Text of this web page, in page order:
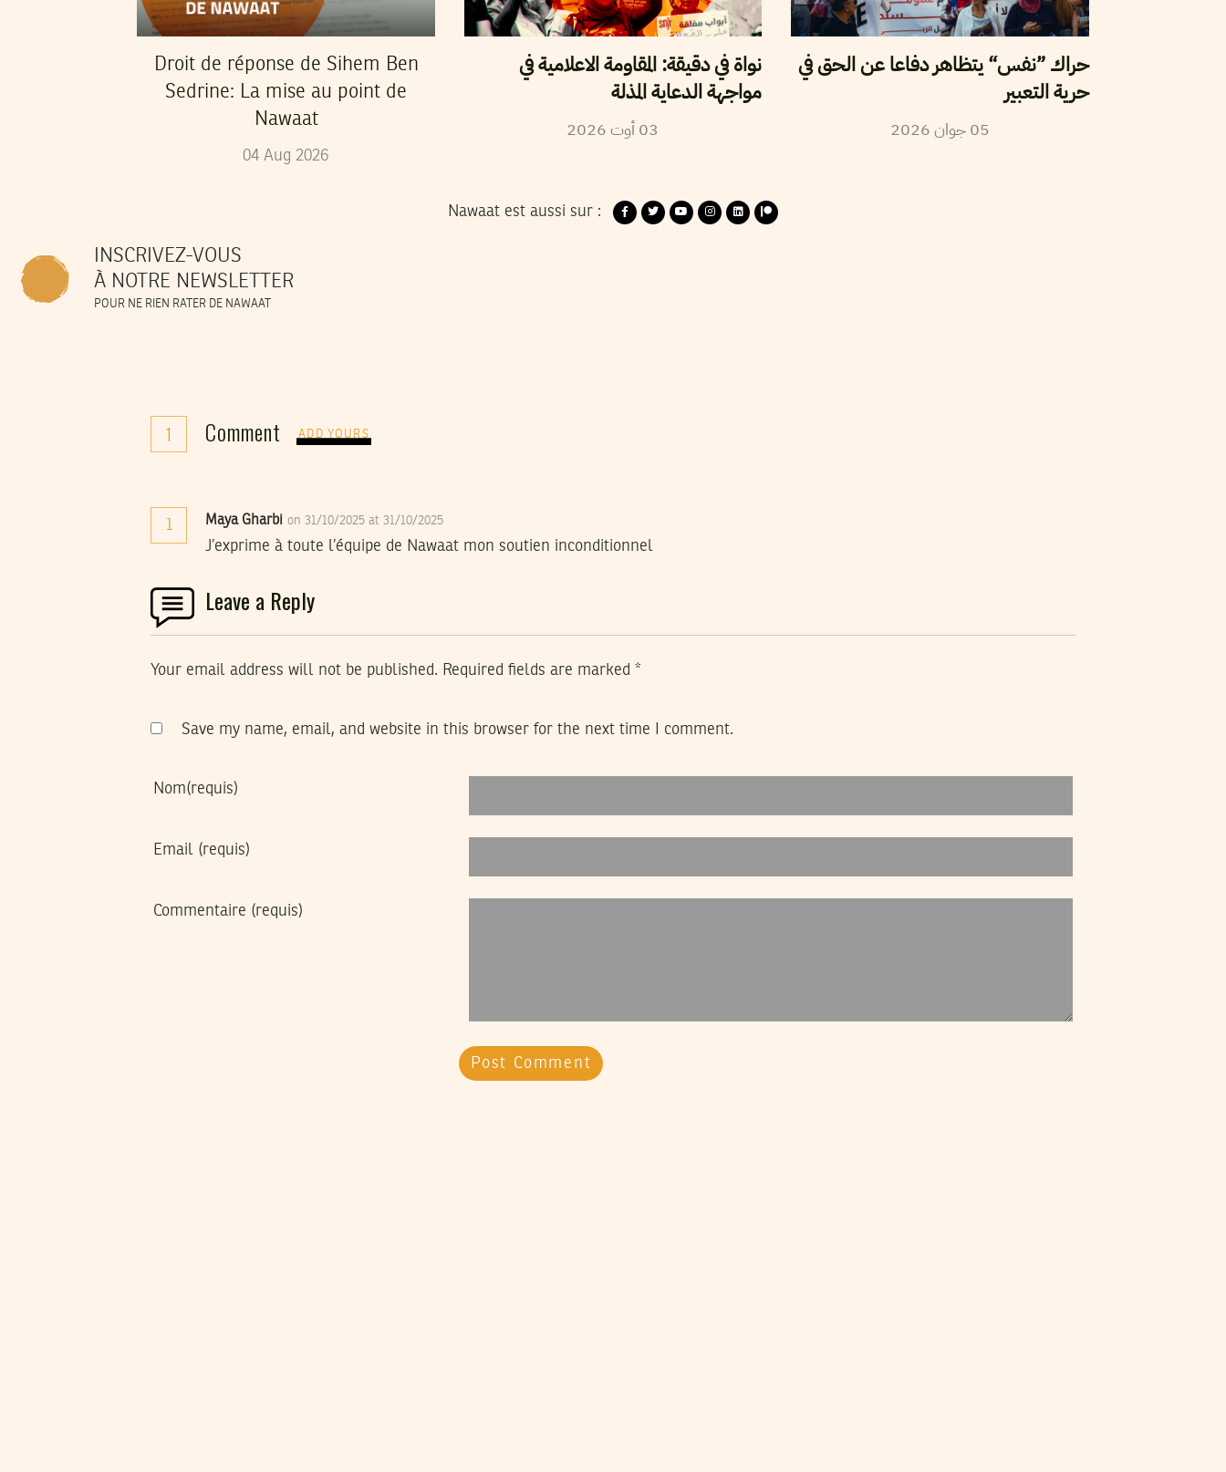
Droit de réponse de Sihem Ben
Sedrine: La mise au point de
Nawaat
04 Aug 2026
نواة في دقيقة: المقاومة الاعلامية في
مواجهة الدعاية المذلة
03أوت 2026
حراك ”نفس“ يتظاهر دفاعا عن الحق في
حرية التعبير
05جوان2026
Nawaat est aussi sur :
INSCRIVEZ-VOUS
À NOTRE NEWSLETTER
POUR NE RIEN RATER DE NAWAAT
1 Comment ADD YOURS
1 Maya Gharbi on 31/10/2025 at 31/10/2025
J’exprime à toute l’équipe de Nawaat mon soutien inconditionnel
Leave a Reply
Your email address will not be published. Required fields are marked*
Save my name, email, and website in this browser for the next time I comment.
Nom(requis)
Email (requis)
Commentaire (requis)